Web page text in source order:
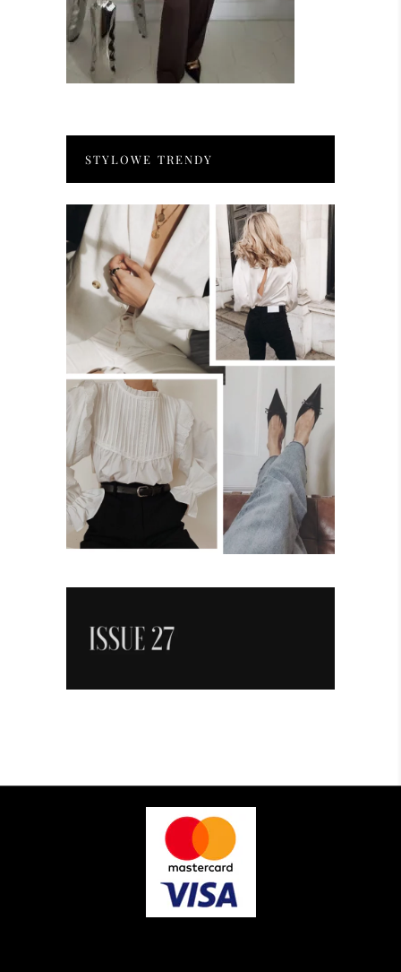
STYLOWE TRENDY